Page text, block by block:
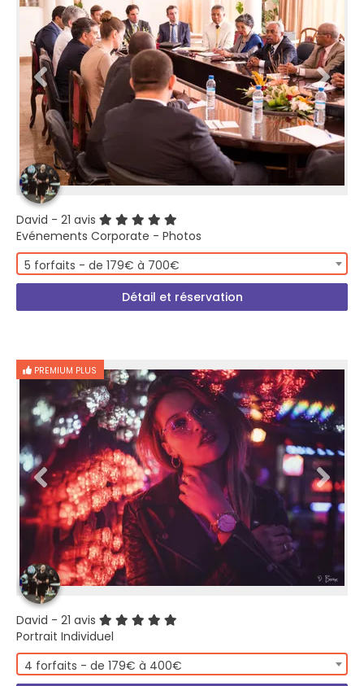
David - 21 avis
Evénements Corporate - Photos
5 forfaits - de 179€ à 700€
Détail et réservation
PREMIUM PLUS
David - 21 avis
Portrait Individuel
4 forfaits - de 179€ à 400€